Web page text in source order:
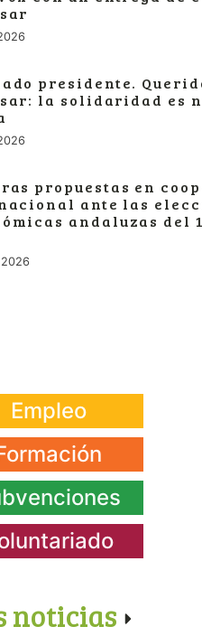
presidente.
la solidaridad es
propuestas en
ante las
andaluzas del
Empleo
noticias